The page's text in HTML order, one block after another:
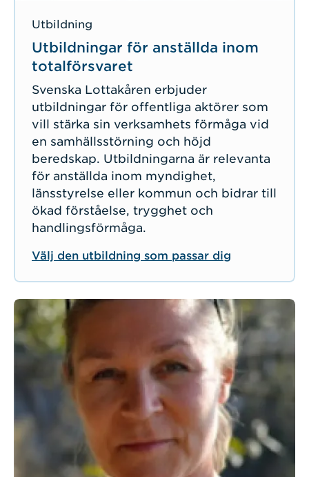
Utbildning
Utbildningar för anställda inom
totalförsvaret
Svenska Lottakåren erbjuder
utbildningar för offentliga aktörer som
vill stärka sin verksamhets förmåga vid
en samhällsstörning och höjd
beredskap. Utbildningarna är relevanta
för anställda inom myndighet,
länsstyrelse eller kommun och bidrar till
ökad förståelse, trygghet och
handlingsförmåga.
Välj den utbildning som passar dig